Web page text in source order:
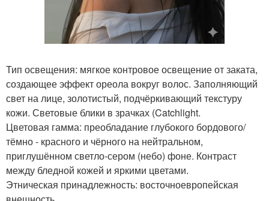
Тип освещения: мягкое контровое освещение от заката,
создающее эффект ореола вокруг волос. Заполняющий
свет на лице, золотистый, подчёркивающий текстуру
кожи. Световые блики в зрачках (Catchlight.
Цветовая гамма: преобладание глубокого бордового/
тёмно - красного и чёрного на нейтральном,
приглушённом светло-сером (небо) фоне. Контраст
между бледной кожей и яркими цветами.
Этническая принадлежность: восточноевропейская